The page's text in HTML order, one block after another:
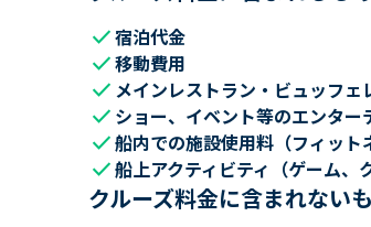
check宿泊代金
check移動費用
check メインレストラン・ビュッフ
check ショー、イベント等のエンター
check船内での施設使用料（フィット
check船上アクティビティ（ゲーム、
クルーズ料金に含まれない